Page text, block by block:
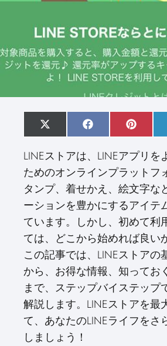
S
h
r
e
o
n
X
(
w
i
t
t
e
r
)
S
h
e
o
n
F
a
b
o
o
k
S
h
a
r
o
n
P
i
n
t
r
e
s
t
LINEストアは、LINEアプリを
ためのオンラインプラットフ
タンプ、着せかえ、絵文字な
ーションを豊かにするアイテ
ています。しかし、初めて利
ては、どこから始めれば良い
この記事では、LINEストアの
から、お得な情報、知ってお
まで、ステップバイステップ
解説します。LINEストアを最
て、あなたのLINEライフをさ
しましょう！